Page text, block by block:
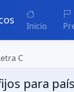
Inicio
C
para